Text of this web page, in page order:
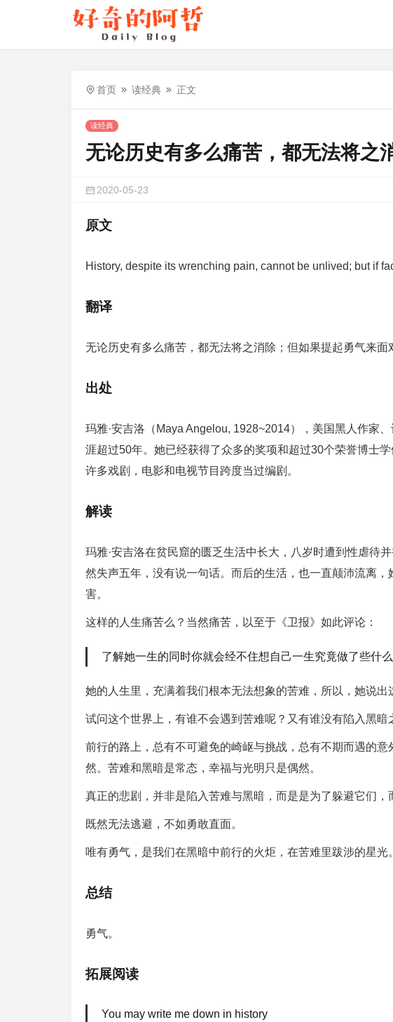
首页 读经典 正文
读经典
无论历史有多么痛苦，都无法将之
2020-05-23
原文
History, despite its wrenching pain, cannot be unlived; but if
翻译
无论历史有多么痛苦，都无法将之消除；但如果提起勇气来面
出处
玛雅·安吉洛（Maya Angelou, 1928~2014），美国黑人作家
涯超过50年。她已经获得了众多的奖项和超过30个荣誉博士
许多戏剧，电影和电视节目跨度当过编剧。
解读
玛雅·安吉洛在贫民窟的匮乏生活中长大，八岁时遭到性虐待
然失声五年，没有说一句话。而后的生活，也一直颠沛流离
害。
这样的人生痛苦么？当然痛苦，以至于《卫报》如此评论：
了解她一生的同时你就会经不住想自己一生究竟做了些什
她的人生里，充满着我们根本无法想象的苦难，所以，她说出
试问这个世界上，有谁不会遇到苦难呢？又有谁没有陷入黑暗
前行的路上，总有不可避免的崎岖与挑战，总有不期而遇的
然。苦难和黑暗是常态，幸福与光明只是偶然。
真正的悲剧，并非是陷入苦难与黑暗，而是是为了躲避它们，
既然无法逃避，不如勇敢直面。
唯有勇气，是我们在黑暗中前行的火炬，在苦难里跋涉的星光。
总结
勇气。
拓展阅读
You may write me down in history